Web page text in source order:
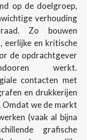
op de doelgroep,
verhouding
Zo bouwen
eerlijke en kritische
de opdrachtgever
werkt.
contacten met
en drukkerijen
Omdat we de markt
(vaak al bijna
grafische